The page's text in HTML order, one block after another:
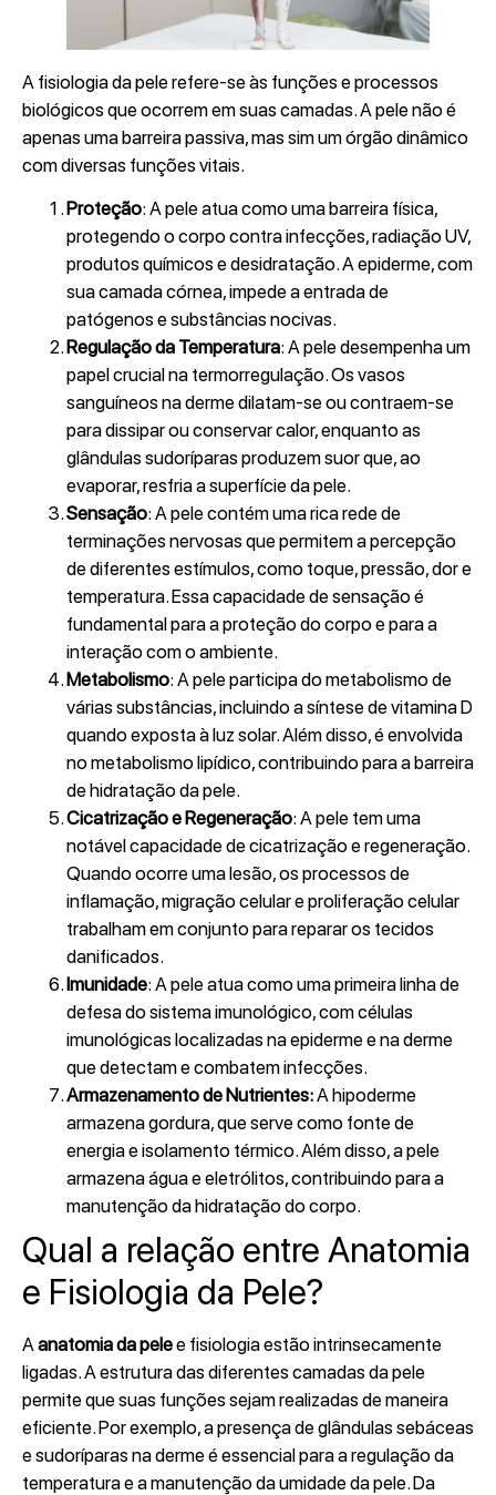
A fisiologia da pele refere-se às funções e processos
biológicos que ocorrem em suas camadas. A pele não é
apenas uma barreira passiva, mas sim um órgão dinâmico
com diversas funções vitais.
Proteção: A pele atua como uma barreira física,
protegendo o corpo contra infecções, radiação UV,
produtos químicos e desidratação. A epiderme, com
sua camada córnea, impede a entrada de
patógenos e substâncias nocivas.
Regulação da Temperatura: A pele desempenha um
papel crucial na termorregulação. Os vasos
sanguíneos na derme dilatam-se ou contraem-se
para dissipar ou conservar calor, enquanto as
glândulas sudoríparas produzem suor que, ao
evaporar, resfria a superfície da pele.
Sensação: A pele contém uma rica rede de
terminações nervosas que permitem a percepção
de diferentes estímulos, como toque, pressão, dor e
temperatura. Essa capacidade de sensação é
fundamental para a proteção do corpo e para a
interação com o ambiente.
Metabolismo: A pele participa do metabolismo de
várias substâncias, incluindo a síntese de vitamina D
quando exposta à luz solar. Além disso, é envolvida
no metabolismo lipídico, contribuindo para a barreira
de hidratação da pele.
Cicatrização e Regeneração: A pele tem uma
notável capacidade de cicatrização e regeneração.
Quando ocorre uma lesão, os processos de
inflamação, migração celular e proliferação celular
trabalham em conjunto para reparar os tecidos
danificados.
Imunidade: A pele atua como uma primeira linha de
defesa do sistema imunológico, com células
imunológicas localizadas na epiderme e na derme
que detectam e combatem infecções.
Armazenamento de Nutrientes:A hipoderme
armazena gordura, que serve como fonte de
energia e isolamento térmico. Além disso, a pele
armazena água e eletrólitos, contribuindo para a
manutenção da hidratação do corpo.
Qual a relação entre Anatomia
e Fisiologia da Pele?
A anatomia da pelee fisiologia estão intrinsecamente
ligadas. A estrutura das diferentes camadas da pele
permite que suas funções sejam realizadas de maneira
eficiente. Por exemplo, a presença de glândulas sebáceas
e sudoríparas na derme é essencial para a regulação da
temperatura e a manutenção da umidade da pele. Da